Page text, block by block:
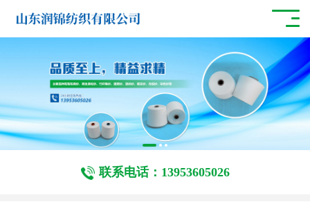
联系电话：13953605026